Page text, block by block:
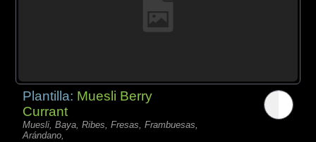
Plantilla: Muesli Berry
Currant
Muesli, Baya, Ribes, Fresas, Frambuesas,
Arándano,